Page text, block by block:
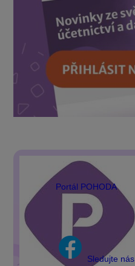
Portál POHODA
Sledujte nás